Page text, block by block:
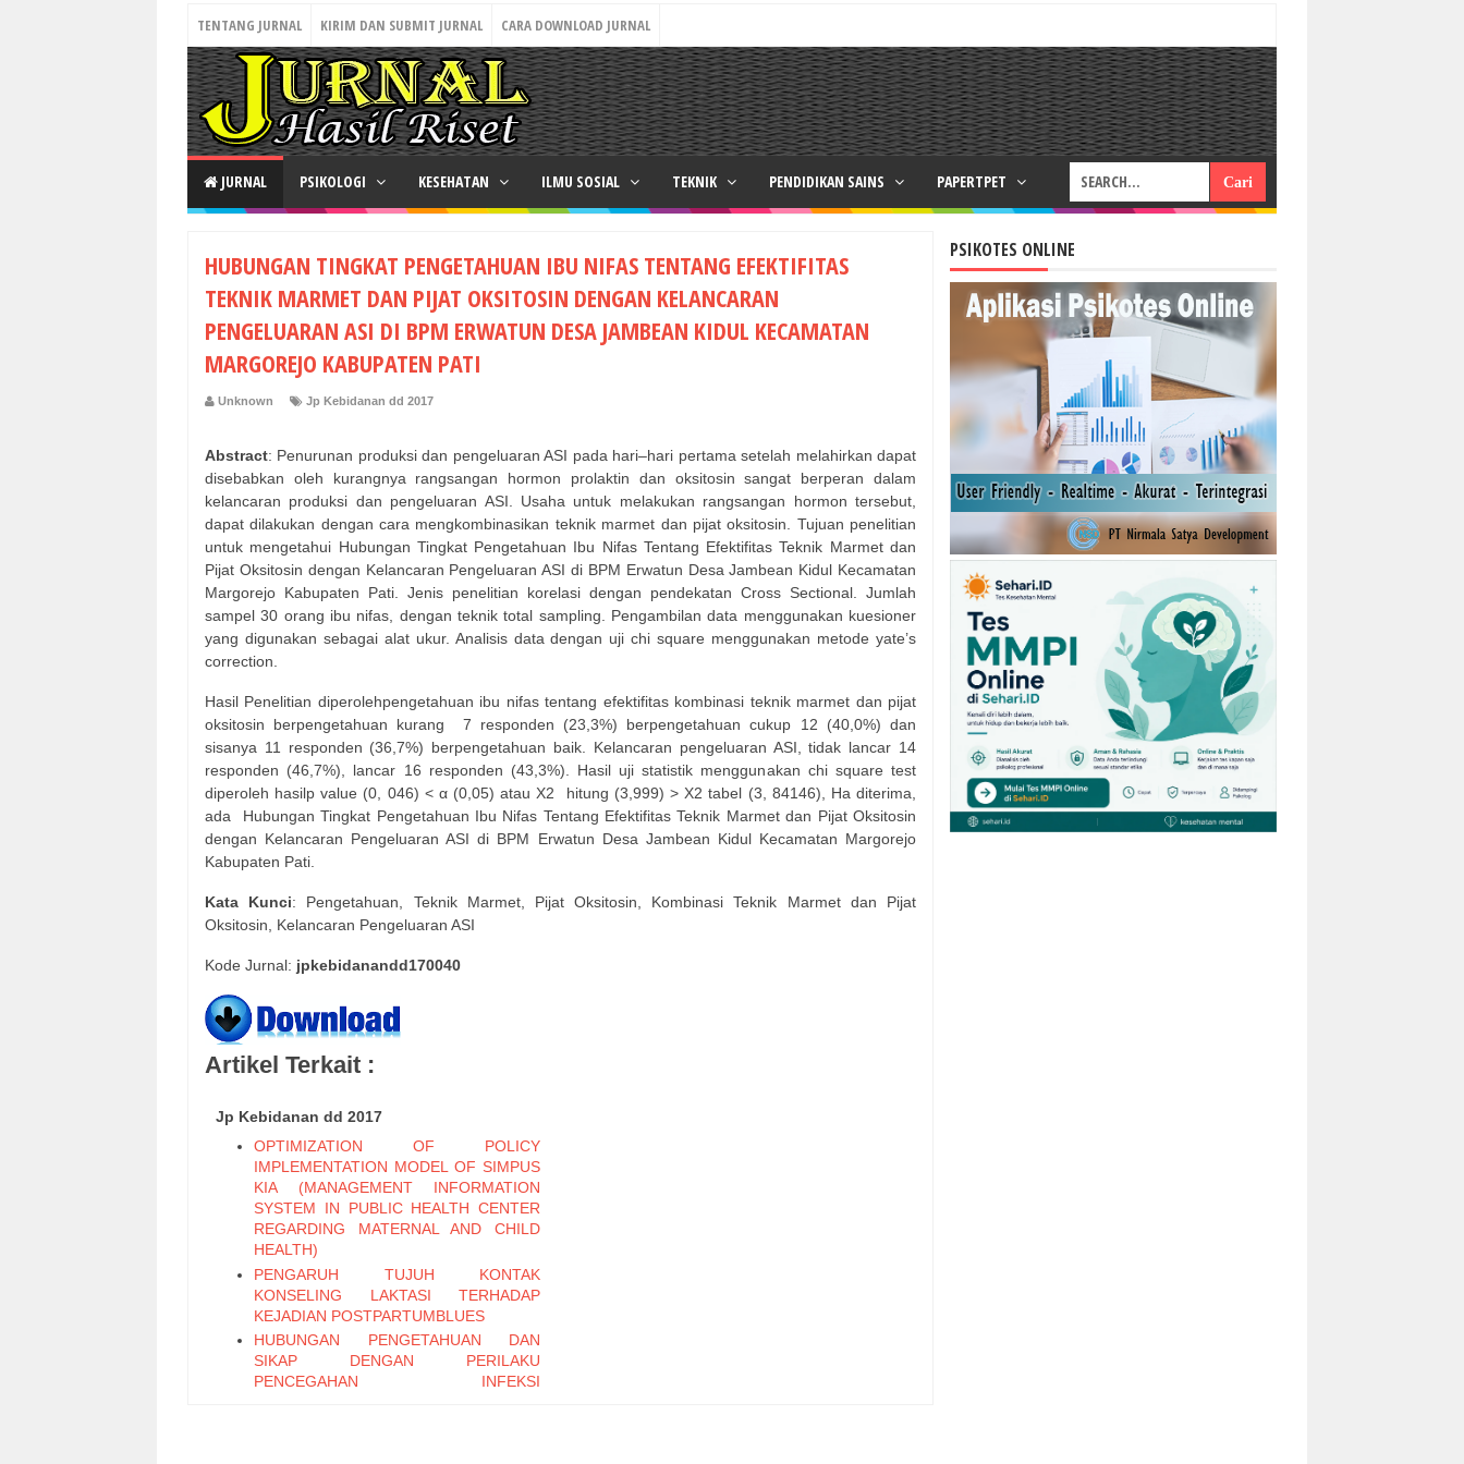
TENTANG JURNAL KIRIM DAN SUBMIT JURNAL CARA DOWNLOAD JURNAL
JURNAL PSIKOLOGI KESEHATAN ILMU SOSIAL TEKNIK PENDIDIKAN SAINS PAPERTPET
HUBUNGAN TINGKAT PENGETAHUAN IBU NIFAS TENTANG EFEKTIFITAS
TEKNIK MARMET DAN PIJAT OKSITOSIN DENGAN KELANCARAN
PENGELUARAN ASI DI BPM ERWATUN DESA JAMBEAN KIDUL KECAMATAN
MARGOREJO KABUPATEN PATI
Unknown Jp Kebidanan dd 2017
Abstract: Penurunan produksi dan pengeluaran ASI pada hari–hari pertama setelah melahirkan dapat
disebabkan oleh kurangnya rangsangan hormon prolaktin dan oksitosin sangat berperan dalam
kelancaran produksi dan pengeluaran ASI. Usaha untuk melakukan rangsangan hormon tersebut,
dapat dilakukan dengan cara mengkombinasikan teknik marmet dan pijat oksitosin. Tujuan penelitian
untuk mengetahui Hubungan Tingkat Pengetahuan Ibu Nifas Tentang Efektifitas Teknik Marmet dan
Pijat Oksitosin dengan Kelancaran Pengeluaran ASI di BPM Erwatun Desa Jambean Kidul Kecamatan
Margorejo Kabupaten Pati. Jenis penelitian korelasi dengan pendekatan Cross Sectional. Jumlah
sampel 30 orang ibu nifas, dengan teknik total sampling. Pengambilan data menggunakan kuesioner
yang digunakan sebagai alat ukur. Analisis data dengan uji chi square menggunakan metode yate’s
correction.
Hasil Penelitian diperolehpengetahuan ibu nifas tentang efektifitas kombinasi teknik marmet dan pijat
oksitosin berpengetahuan kurang
7 responden (23,3%) berpengetahuan cukup 12 (40,0%) dan
sisanya 11 responden (36,7%) berpengetahuan baik. Kelancaran pengeluaran ASI, tidak lancar 14
responden (46,7%), lancar 16 responden (43,3%). Hasil uji statistik menggunakan chi square test
diperoleh hasilp value (0, 046) < α (0,05) atau X2
hitung (3,999) > X2 tabel (3, 84146), Ha diterima,
ada
Hubungan Tingkat Pengetahuan Ibu Nifas Tentang Efektifitas Teknik Marmet dan Pijat Oksitosin
dengan Kelancaran Pengeluaran ASI di BPM Erwatun Desa Jambean Kidul Kecamatan Margorejo
Kabupaten Pati.
Kata Kunci: Pengetahuan, Teknik Marmet, Pijat Oksitosin, Kombinasi Teknik Marmet dan Pijat
Oksitosin, Kelancaran Pengeluaran ASI
Kode Jurnal: jpkebidanandd170040
Artikel Terkait :
Jp Kebidanan dd 2017
OPTIMIZATION OF POLICY
IMPLEMENTATION MODEL OF SIMPUS
KIA (MANAGEMENT INFORMATION
SYSTEM IN PUBLIC HEALTH CENTER
REGARDING MATERNAL AND CHILD
HEALTH)
PENGARUH TUJUH KONTAK
KONSELING LAKTASI TERHADAP
KEJADIAN POSTPARTUMBLUES
HUBUNGAN PENGETAHUAN DAN
SIKAP DENGAN PERILAKU
PENCEGAHAN INFEKSI
PSIKOTES ONLINE